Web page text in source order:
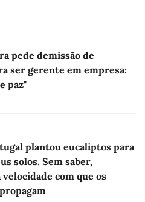
pede demissão de
ser gerente em empresa:
paz"
plantou eucaliptos para
solos. Sem saber,
com que os